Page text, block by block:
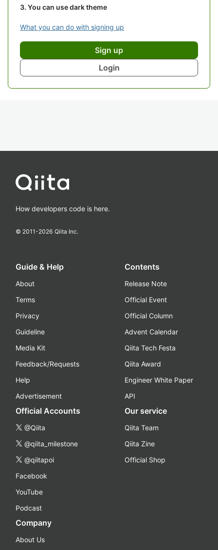
You can use dark theme
What you can do with signing up
Sign up
Login
How developers code is here.
© 2011-2026 Qiita Inc.
Guide & Help
About
Terms
Privacy
Guideline
Media Kit
Feedback/Requests
Help
Advertisement
Contents
Release Note
Official Event
Official Column
Advent Calendar
Qiita Tech Festa
Qiita Award
Engineer White Paper
API
Official Accounts
@Qiita
@qiita_milestone
@qiitapoi
Facebook
YouTube
Podcast
Our service
Qiita Team
Qiita Zine
Official Shop
Company
About Us